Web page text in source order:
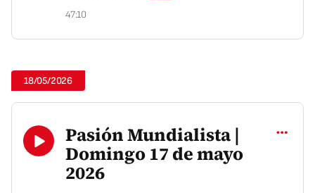
47:10
18/05/2026
Pasión Mundialista |
Domingo 17 de mayo
2026